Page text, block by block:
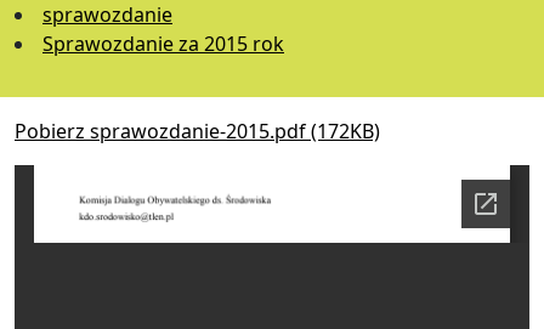
sprawozdanie
Sprawozdanie za 2015 rok
Pobierz sprawozdanie-2015.pdf (172KB)